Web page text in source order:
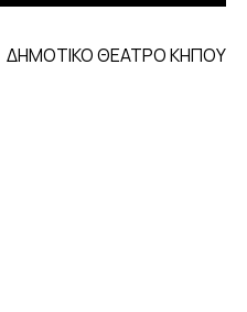
ΔΗΜΟΤΙΚΟ ΘΕΑΤΡΟ ΚΗΠΟΥ